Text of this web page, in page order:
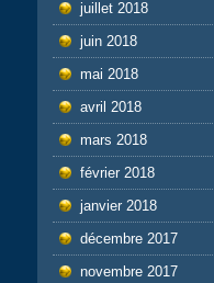
juillet 2018
juin 2018
mai 2018
avril 2018
mars 2018
février 2018
janvier 2018
décembre 2017
novembre 2017